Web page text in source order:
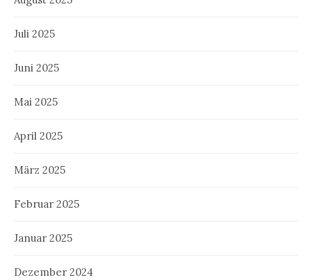
Juli 2025
Juni 2025
Mai 2025
April 2025
März 2025
Februar 2025
Januar 2025
Dezember 2024